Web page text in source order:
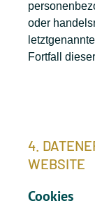
oder
Fortfall
4.
WEBSITE
Cookies